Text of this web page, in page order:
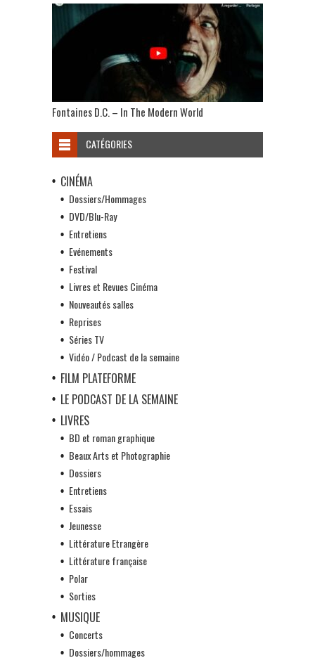
Fontaines D.C. – In The Modern World
CATÉGORIES
CINÉMA
Dossiers/Hommages
DVD/Blu-Ray
Entretiens
Evénements
Festival
Livres et Revues Cinéma
Nouveautés salles
Reprises
Séries TV
Vidéo / Podcast de la semaine
FILM PLATEFORME
LE PODCAST DE LA SEMAINE
LIVRES
BD et roman graphique
Beaux Arts et Photographie
Dossiers
Entretiens
Essais
Jeunesse
Littérature Etrangère
Littérature française
Polar
Sorties
MUSIQUE
Concerts
Dossiers/hommages